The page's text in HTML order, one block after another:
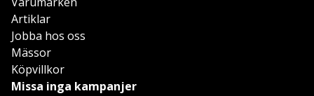
Artiklar
Jobba hos oss
Mässor
Köpvillkor
Missa inga kampanjer